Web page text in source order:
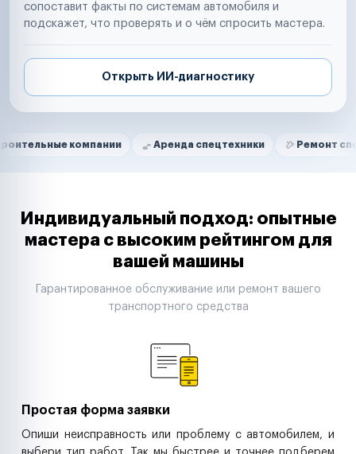
сопоставит факты по системам автомобиля и
подскажет, что проверять и о чём спросить мастера.
Открыть ИИ-диагностику
Нам доверяют
компании Аренда спецтехники Ремонт спецтехники
Маркетплейсы
Таксопарки
Автодилеры
Строительные компании
Аренда спецтехники
Индивидуальный подход: опытные
мастера с высоким рейтингом для
вашей машины
Гарантированное обслуживание или ремонт вашего
транспортного средства
Простая форма заявки
Опиши неисправность или проблему с автомобилем, и